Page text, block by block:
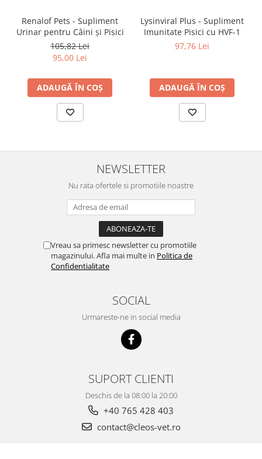
Renalof Pets - Supliment
Urinar pentru Câini și Pisici
105,82 Lei
95,00 Lei
ADAUGĂ ÎN COȘ
Lysinviral Plus - Supliment
Imunitate Pisici cu HVF-1
97,76 Lei
ADAUGĂ ÎN COȘ
NEWSLETTER
Nu rata ofertele si promotiile noastre
Vreau sa primesc newsletter cu promotiile
magazinului. Afla mai multe in Politica de
Confidentialitate
SOCIAL
Urmareste-ne in social media
SUPORT CLIENTI
Deschis de la 08:00 la 20:00
+40 765 428 403
contact@cleos-vet.ro